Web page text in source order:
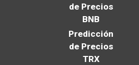
de Precios
BNB
Predicción
de Precios
TRX